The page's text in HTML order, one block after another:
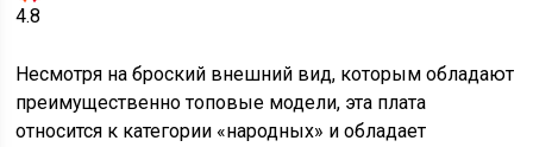
4.8
Несмотря на броский внешний вид, которым обладают
преимущественно топовые модели, эта плата
относится к категории «народных» и обладает